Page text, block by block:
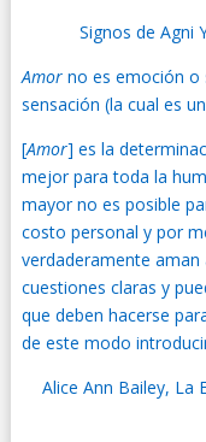
Signos de Agni
Amor no es emoción o
sensación (la cual es
[Amor] es la
mejor para toda la
mayor no es posible
costo personal y por
verdaderamente aman
cuestiones claras y
que deben hacerse
de este modo
Alice Ann Bailey, La